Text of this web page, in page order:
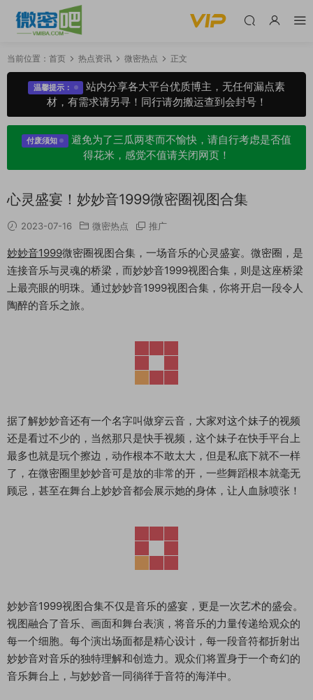
当前位置： 首页 热点资讯 微密热点 正文
温馨提示：
站内分享各大平台优质博主，无任何漏点素
材，有需求请另寻！同行请勿搬运查到会封号！
付废须知
避免为了三瓜两枣而不愉快，请自行考虑是否值
得花米，感觉不值请关闭网页！
心灵盛宴！妙妙音1999微密圈视图合集
2023-07-16 微密热点 推广
妙妙音1999微密圈视图合集，一场音乐的心灵盛宴。微密圈，是
连接音乐与灵魂的桥梁，而妙妙音1999视图合集，则是这座桥梁
上最亮眼的明珠。通过妙妙音1999视图合集，你将开启一段令人
陶醉的音乐之旅。
据了解妙妙音还有一个名字叫做穿云音，大家对这个妹子的视频
还是看过不少的，当然那只是快手视频，这个妹子在快手平台上
最多也就是玩个擦边，动作根本不敢太大，但是私底下就不一样
了，在微密圈里妙妙音可是放的非常的开，一些舞蹈根本就毫无
顾忌，甚至在舞台上妙妙音都会展示她的身体，让人血脉喷张！
妙妙音1999视图合集不仅是音乐的盛宴，更是一次艺术的盛会。
视图融合了音乐、画面和舞台表演，将音乐的力量传递给观众的
每一个细胞。每个演出场面都是精心设计，每一段音符都折射出
妙妙音对音乐的独特理解和创造力。观众们将置身于一个奇幻的
音乐舞台上，与妙妙音一同徜徉于音符的海洋中。